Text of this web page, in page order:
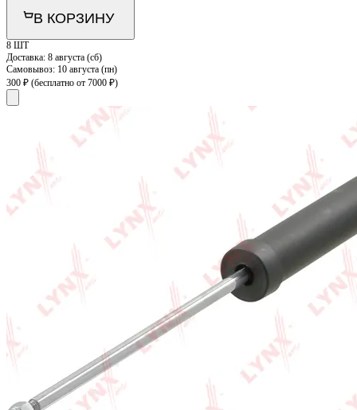
В КОРЗИНУ
8 ШТ
Доставка: 8 августа (сб)
Самовывоз: 10 августа (пн)
300 ₽ (бесплатно от 7000 ₽)